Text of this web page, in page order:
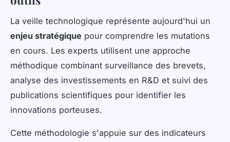
La veille technologique représente aujourd'hui un
enjeu stratégique pour comprendre les mutations
en cours. Les experts utilisent une approche
méthodique combinant surveillance des brevets,
analyse des investissements en R&D et suivi des
publications scientifiques pour identifier les
innovations porteuses.
Cette méthodologie s'appuie sur des indicateurs